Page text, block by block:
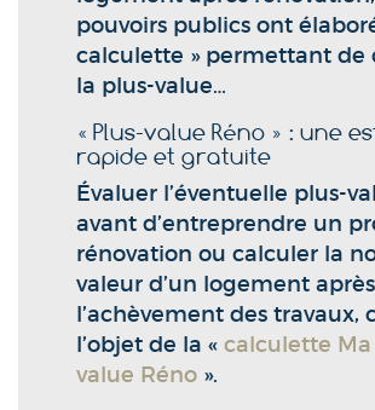
pouvoirs publics ont
calculette » permettant de
la plus-value…
« Plus-value Réno » : une
rapide et gratuite
Évaluer l’éventuelle plus-
avant d’entreprendre un
rénovation ou calculer la
valeur d’un logement après
l’achèvement des travaux,
l’objet de la « calculette Ma
value Réno ».